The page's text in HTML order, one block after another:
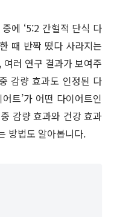
에 ‘5:2 간헐적 단식 다
때 반짝 떴다 사라지는
러 연구 결과가 보여주
감량 효과도 인정된 다
트’가 어떤 다이어트인
감량 효과와 건강 효과
방법도 알아봅니다.